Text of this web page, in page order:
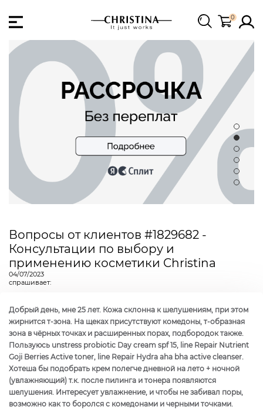
0
Вопросы от клиентов #1829682 -
Консультации по выбору и
применению косметики Christina
04/07/2023
спрашивает:
Добрый день, мне 25 лет. Кожа склонна к шелушениям, при этом
жирнится т-зона. На щеках присутствуют комедоны, т-образная
зона в чёрных точках и расширенных порах, подбородок также.
Пользуюсь unstress probiotic Day cream spf 15, line Repair Nutrient
Goji Berries Active toner, line Repair Hydra aha bha active cleanser.
Хотеша бы подобрать крем полегче дневной на лето + ночной
(увлажняющий) т.к. после пилинга и тонера появляются
шелушения. Интересует увлажнение, и чтобы не забивал поры,
возможно как то боролся с комедонами и черными точками.